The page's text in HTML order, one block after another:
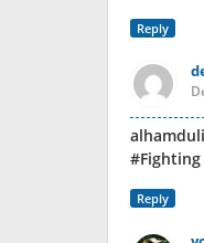
Reply
Reply